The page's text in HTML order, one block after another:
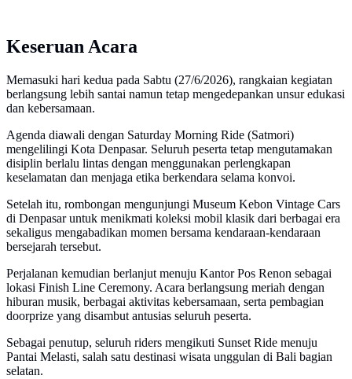
Keseruan Acara
Memasuki hari kedua pada Sabtu (27/6/2026), rangkaian kegiatan
berlangsung lebih santai namun tetap mengedepankan unsur edukasi
dan kebersamaan.
Agenda diawali dengan Saturday Morning Ride (Satmori)
mengelilingi Kota Denpasar. Seluruh peserta tetap mengutamakan
disiplin berlalu lintas dengan menggunakan perlengkapan
keselamatan dan menjaga etika berkendara selama konvoi.
Setelah itu, rombongan mengunjungi Museum Kebon Vintage Cars
di Denpasar untuk menikmati koleksi mobil klasik dari berbagai era
sekaligus mengabadikan momen bersama kendaraan-kendaraan
bersejarah tersebut.
Perjalanan kemudian berlanjut menuju Kantor Pos Renon sebagai
lokasi Finish Line Ceremony. Acara berlangsung meriah dengan
hiburan musik, berbagai aktivitas kebersamaan, serta pembagian
doorprize yang disambut antusias seluruh peserta.
Sebagai penutup, seluruh riders mengikuti Sunset Ride menuju
Pantai Melasti, salah satu destinasi wisata unggulan di Bali bagian
selatan.